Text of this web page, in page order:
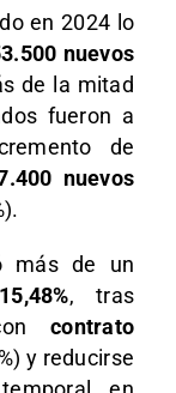
en 2024 lo
nuevos
de la mitad
fueron a
de
nuevos
más de un
15,48%, tras
contrato
y reducirse